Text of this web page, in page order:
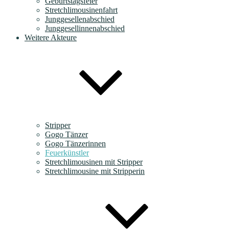
Stretchlimousinenfahrt
Junggesellenabschied
Junggesellinnenabschied
Weitere Akteure
Stripper
Gogo Tänzer
Gogo Tänzerinnen
Feuerkünstler
Stretchlimousinen mit Stripper
Stretchlimousine mit Stripperin